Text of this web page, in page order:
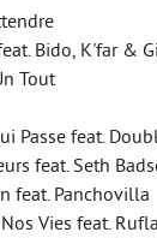
Bido, K'far &
Tout
Passe feat.
feat. Seth
feat. Panchovilla
Vies feat.